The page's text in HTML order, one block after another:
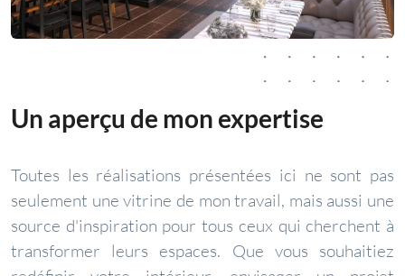
Un aperçu de mon expertise
Toutes les réalisations présentées ici ne sont pas
seulement une vitrine de mon travail, mais aussi une
source d'inspiration pour tous ceux qui cherchent à
transformer leurs espaces. Que vous souhaitiez